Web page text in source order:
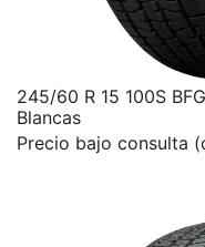
245/60 R 15 100S
Blancas
Precio bajo consulta